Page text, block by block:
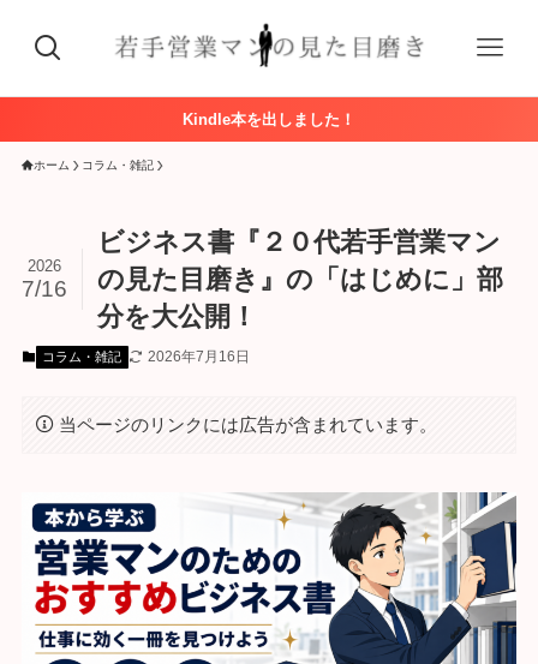
Kindle本を出しました！
ホーム コラム・雑記
ビジネス書『２０代若手営業マン
の見た目磨き』の「はじめに」部
分を大公開！
2026
7/16
コラム・雑記 2026年7月16日
当ページのリンクには広告が含まれています。